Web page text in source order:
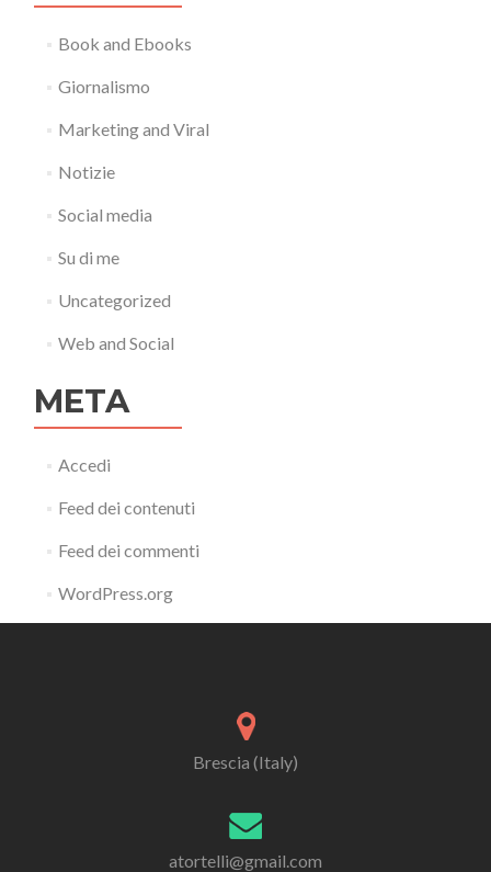
Book and Ebooks
Giornalismo
Marketing and Viral
Notizie
Social media
Su di me
Uncategorized
Web and Social
META
Accedi
Feed dei contenuti
Feed dei commenti
WordPress.org
Brescia (Italy)
atortelli@gmail.com